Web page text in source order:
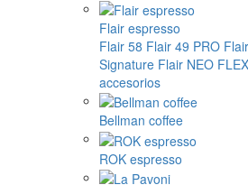
Flair espresso
Flair 58 Flair 49 PRO
Signature Flair NEO FLEX
accesorios
Bellman coffee
ROK espresso